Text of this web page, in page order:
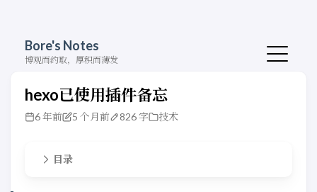
Bore's Notes
博观而约取，厚积而薄发
hexo已使用插件备忘
6 年前 5 个月前 826 字 技术
目录